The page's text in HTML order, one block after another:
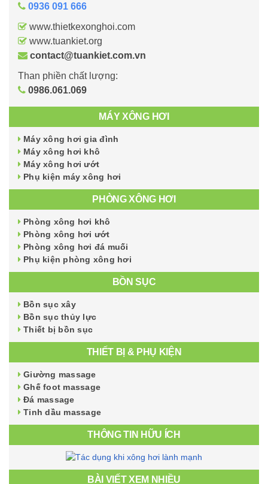
0936 091 666
www.thietkexonghoi.com
www.tuankiet.org
contact@tuankiet.com.vn
Than phiền chất lượng:
0986.061.069
MÁY XÔNG HƠI
Máy xông hơi gia đình
Máy xông hơi khô
Máy xông hơi ướt
Phụ kiện máy xông hơi
PHÒNG XÔNG HƠI
Phòng xông hơi khô
Phòng xông hơi ướt
Phòng xông hơi đá muối
Phụ kiện phòng xông hơi
BỒN SỤC
Bồn sục xây
Bồn sục thủy lực
Thiết bị bồn sục
THIẾT BỊ & PHỤ KIỆN
Giường massage
Ghế foot massage
Đá massage
Tinh dầu massage
THÔNG TIN HỮU ÍCH
BÀI VIẾT XEM NHIỀU